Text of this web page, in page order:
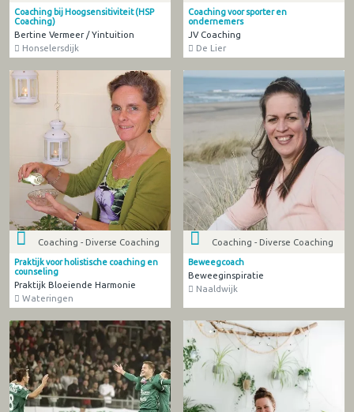
Coaching bij Hoogsensitiviteit (HSP
Coaching)
Bertine Vermeer / Yintuition
Honselersdijk
Coaching voor sporter en
ondernemers
JV Coaching
De Lier
Coaching - Diverse Coaching
Praktijk voor holistische coaching en
counseling
Praktijk Bloeiende Harmonie
Wateringen
Coaching - Diverse Coaching
Beweegcoach
Beweeginspiratie
Naaldwijk